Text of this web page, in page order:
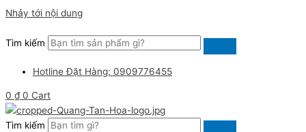
Nhảy tới nội dung
Tìm kiếm
Hotline Đặt Hàng: 0909776455
0 ₫ 0 Cart
Tìm kiếm